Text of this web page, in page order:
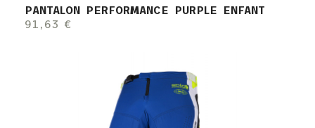
PANTALON PERFORMANCE PURPLE ENFANT
91,63 €